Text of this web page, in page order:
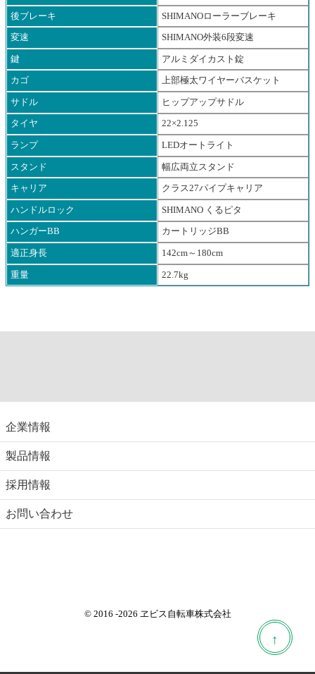
後ブレーキ SHIMANOローラーブレーキ
変速 SHIMANO外装6段変速
鍵 アルミダイカスト錠
カゴ 上部極太ワイヤーバスケット
サドル ヒップアップサドル
タイヤ 22×2.125
ランプ LEDオートライト
スタンド 幅広両立スタンド
キャリア クラス27パイプキャリア
ハンドルロック SHIMANO くるピタ
ハンガーBB カートリッジBB
適正身長 142cm～180cm
重量 22.7kg
企業情報
製品情報
採用情報
お問い合わせ
© 2016 -2026 ヱビス自転車株式会社
↑